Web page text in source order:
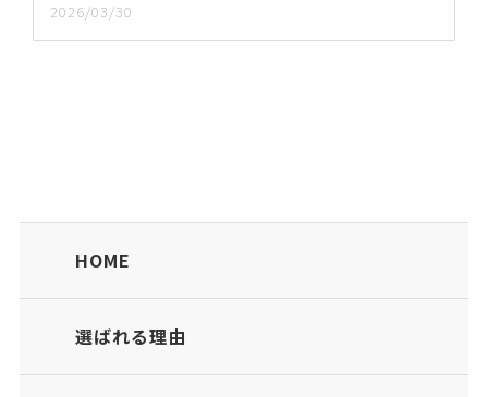
2026/03/30
HOME
選ばれる理由